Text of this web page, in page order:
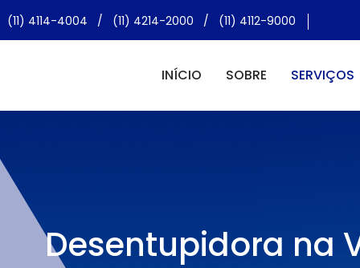
(11) 4114-4004 / (11) 4214-2000 / (11) 4112-9000
INÍCIO SOBRE SERVIÇOS
Desentupidora na